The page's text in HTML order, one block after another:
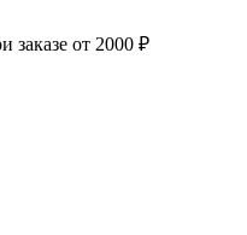
заказе от 2000 ₽